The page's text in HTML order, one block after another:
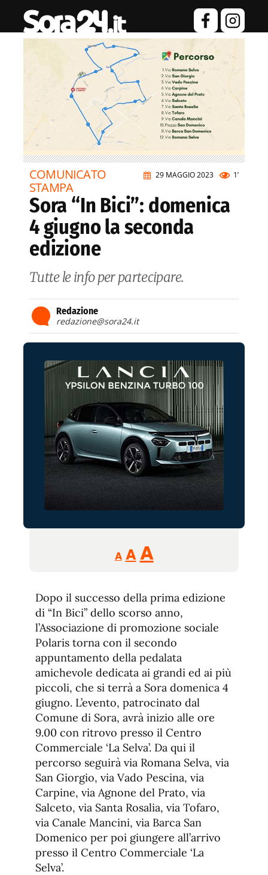
29 MAGGIO 2023 1’
COMUNICATO
STAMPA
Sora “In Bici”: domenica
4 giugno la seconda
edizione
Tutte le info per partecipare.
Redazione
redazione@sora24.it
A
Reducir
tamaño
A Restablecer
tamaño
de
fuente
AAumentar
de
fuente.
Dopo il successo della prima edizione
di “In Bici” dello scorso anno,
l’Associazione di promozione sociale
Polaris torna con il secondo
appuntamento della pedalata
amichevole dedicata ai grandi ed ai più
piccoli, che si terrà a Sora domenica 4
giugno. L’evento, patrocinato dal
Comune di Sora, avrà inizio alle ore
9.00 con ritrovo presso il Centro
Commerciale ‘La Selva’. Da qui il
percorso seguirà via Romana Selva, via
San Giorgio, via Vado Pescina, via
Carpine, via Agnone del Prato, via
Salceto, via Santa Rosalia, via Tofaro,
via Canale Mancini, via Barca San
Domenico per poi giungere all’arrivo
presso il Centro Commerciale ‘La
Selva’.